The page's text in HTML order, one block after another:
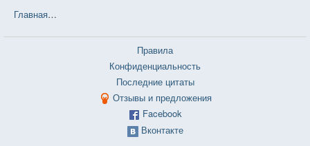
Главная
Правила
Конфиденциальность
Последние цитаты
Отзывы и предложения
Facebook
Вконтакте